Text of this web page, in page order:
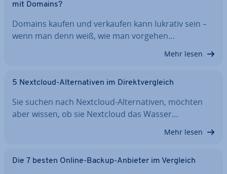
mit Domains?
Domains kaufen und verkaufen kann lukrativ sein –
wenn man denn weiß, wie man vorgehen…
Mehr lesen
5 Nextcloud-Al­ter­na­ti­ven im Di­rekt­ver­gleich
Sie suchen nach Nextcloud-Al­ter­na­ti­ven, möchten
aber wissen, ob sie Nextcloud das Wasser…
Mehr lesen
Die 7 besten Online-Backup-Anbieter im Vergleich